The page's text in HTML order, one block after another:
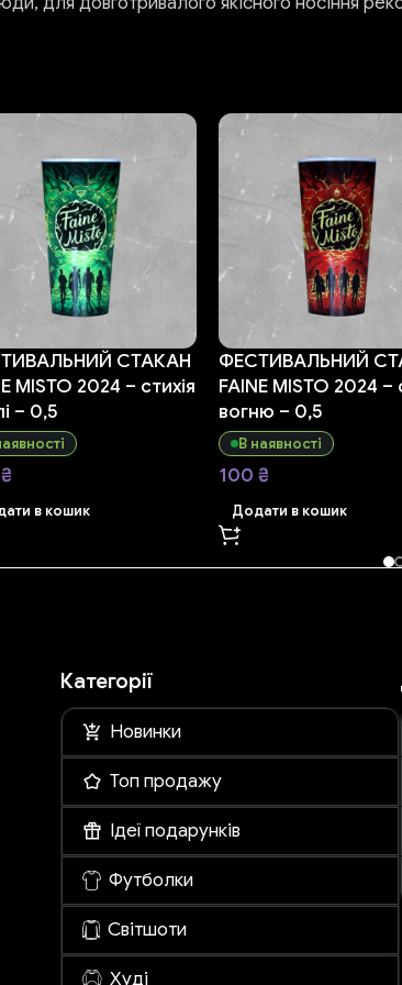
СТАКАН
MISTO 2024 – стихія
– 0,5
₴
в кошик
ФЕСТИВАЛЬНИЙ
FAINE MISTO 2024 –
вогню – 0,5
В наявності
100 ₴
Додати в кошик
Категорії
Новинки
Топ продажу
Ідеї подарунків
Футболки
Світшоти
Худі